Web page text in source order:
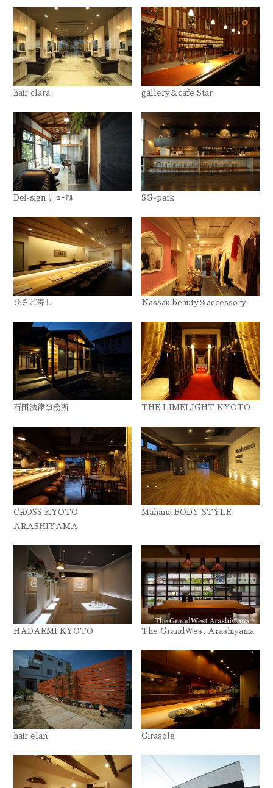
hair clara gallery＆cafe Star
Dei-sign ﾘﾆｭｰｱﾙ SG-park
ひさご寿し Nassau beauty＆accessory
石田法律事務所 THE LIMELIGHT KYOTO
CROSS KYOTO
ARASHIYAMA
Mahana BODY STYLE
HADAEMI KYOTO The GrandWest Arashiyama
hair elan Girasole